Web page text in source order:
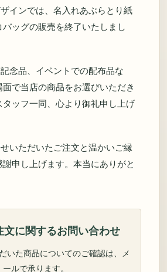
インでは、名入れあぶらとり紙
ッグの販売を終了いたしまし
念品、イベントでの配布品な
で当店の商品をお選びいただき
タッフ一同、心より御礼申し上げ
いただいたご注文と温かいご縁
申し上げます。本当にありがと
文に関するお問い合わせ
いた商品についてのご確認は、メ
ールで承ります。